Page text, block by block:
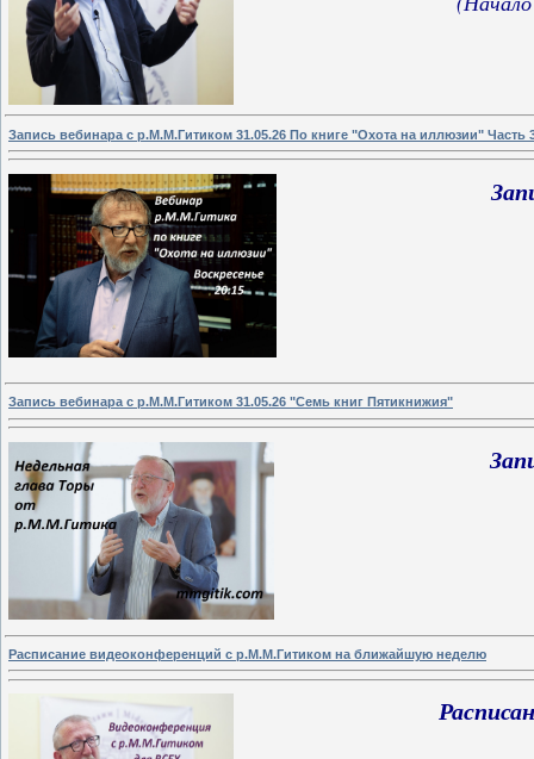
Запись вебинара с р.М.М.Гитиком 31.05.26 По книге "Охота на иллюзии" Часть
Запись вебинара с р.М.М.Гитиком 31.05.26 "Семь книг Пятикнижия"
Расписание видеоконференций с р.М.М.Гитиком на ближайшую неделю